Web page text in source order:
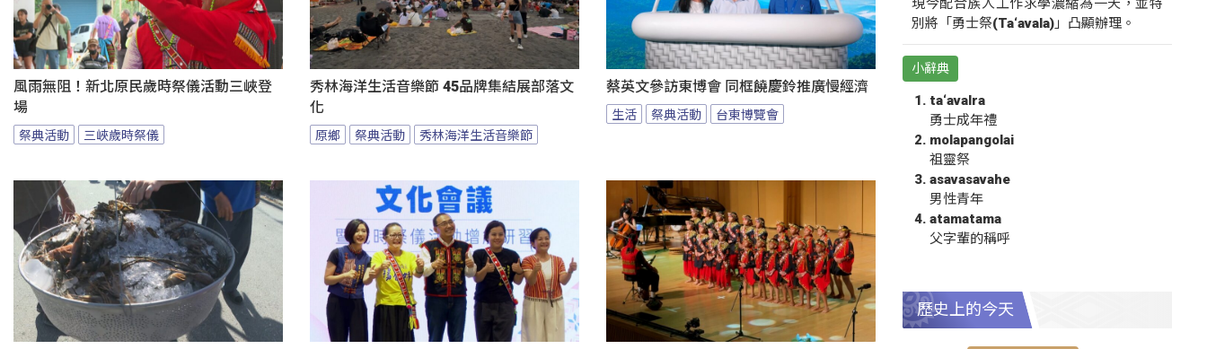
風雨無阻！新北原民歲時祭儀活動三峽登
場
祭典活動 三峽歲時祭儀
秀林海洋生活音樂節 45品牌集結展部落文
化
原鄉 祭典活動 秀林海洋生活音樂節
蔡英文參訪東博會 同框饒慶鈴推廣慢經濟
生活 祭典活動 台東博覽會
別將「勇士祭(Ta‘avala)」凸顯辦理。
小辭典
ta‘avalra
勇士成年禮
molapangolai
祖靈祭
asavasavahe
男性青年
atamatama
父字輩的稱呼
歷史上的今天